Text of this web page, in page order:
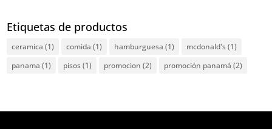
Etiquetas de productos
ceramica (1) comida (1) hamburguesa (1) mcdonald's(1)
panama (1) pisos(1) promocion (2) promoción panamá (2)